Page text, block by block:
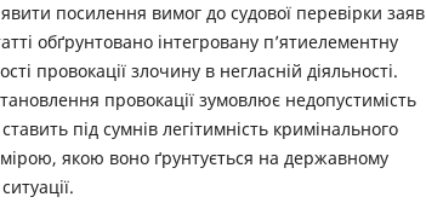
посилення вимог до судової перевірки заяв
обґрунтовано інтегровану п’ятиелементну
провокації злочину в негласній діяльності.
провокації зумовлює недопустимість
ставить під сумнів легітимність кримінального
якою воно ґрунтується на державному